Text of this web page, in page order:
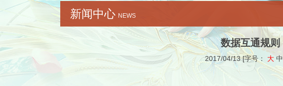
新闻中心 NEWS
数据互通规则
2017/04/13 [字号： 大 中